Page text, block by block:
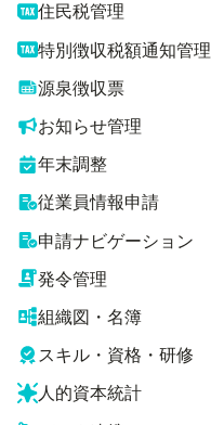
住民税管理
特別徴収税額通知管理
源泉徴収票
お知らせ管理
年末調整
従業員情報申請
申請ナビゲーション
発令管理
組織図・名簿
スキル・資格・研修
人的資本統計